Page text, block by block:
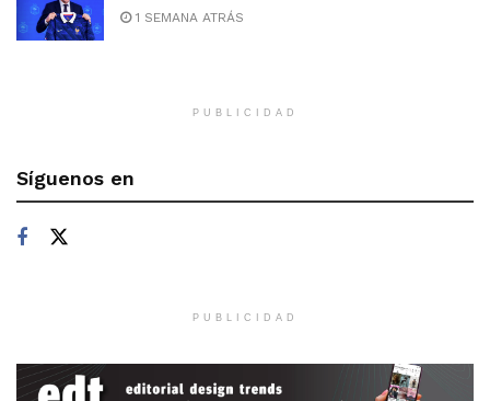
1 SEMANA ATRÁS
PUBLICIDAD
Síguenos en
PUBLICIDAD